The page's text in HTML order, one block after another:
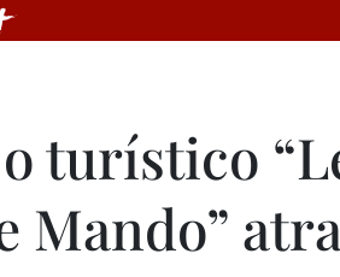
turístico
Mando”